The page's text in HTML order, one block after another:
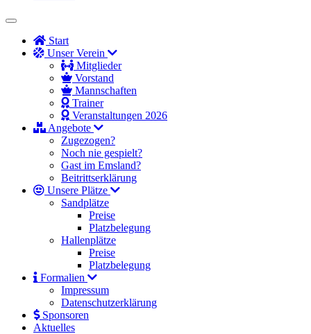
Start
Unser Verein
Mitglieder
Vorstand
Mannschaften
Trainer
Veranstaltungen 2026
Angebote
Zugezogen?
Noch nie gespielt?
Gast im Emsland?
Beitrittserklärung
Unsere Plätze
Sandplätze
Preise
Platzbelegung
Hallenplätze
Preise
Platzbelegung
Formalien
Impressum
Datenschutzerklärung
Sponsoren
Aktuelles